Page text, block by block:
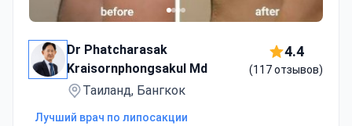
Dr Phatcharasak
Kraisornphongsakul Md
Таиланд, Бангкок
4.4
(117 отзывов)
Лучший врач по липосакции